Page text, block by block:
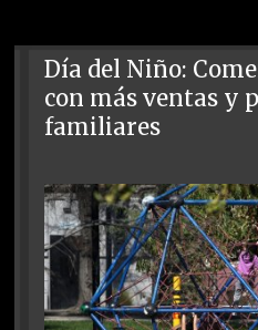
Día del Niño:
con más ventas y
familiares